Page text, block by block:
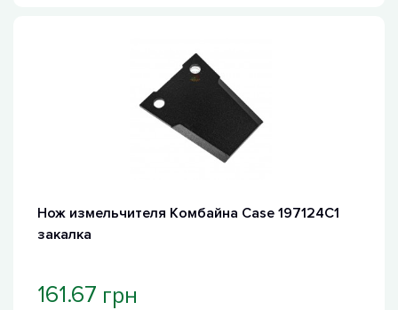
Нож измельчителя Комбайна Case 197124C1
закалка
161.67 грн